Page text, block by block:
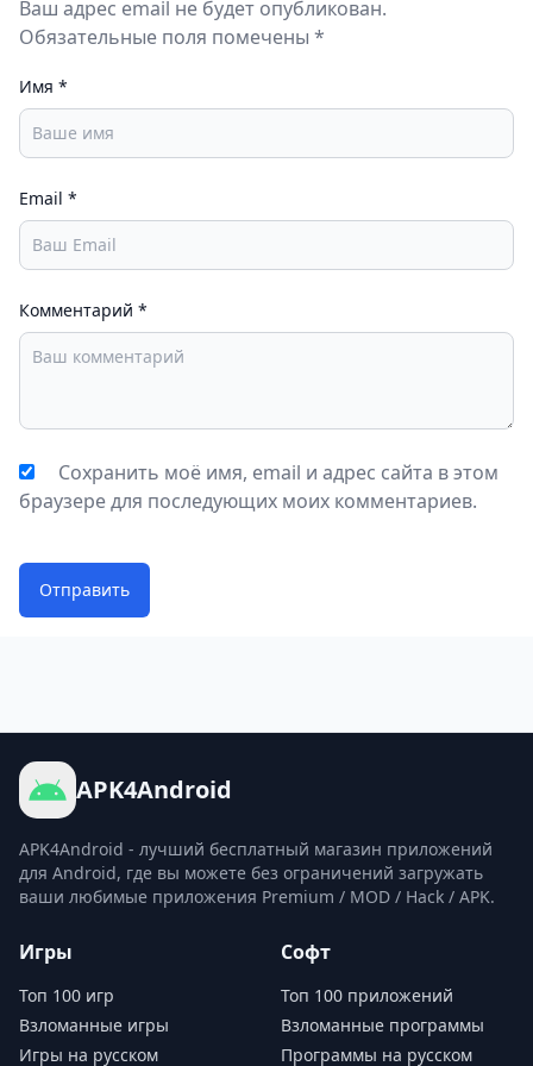
Ваш адрес email не будет опубликован.
Обязательные поля помечены *
Имя *
Email *
Комментарий *
Сохранить моё имя, email и адрес сайта в этом
браузере для последующих моих комментариев.
Отправить
APK4Android
APK4Android - лучший бесплатный магазин приложений
для Android, где вы можете без ограничений загружать
ваши любимые приложения Premium / MOD / Hack / APK.
Игры
Топ 100 игр
Взломанные игры
Игры на русском
Софт
Топ 100 приложений
Взломанные программы
Программы на русском